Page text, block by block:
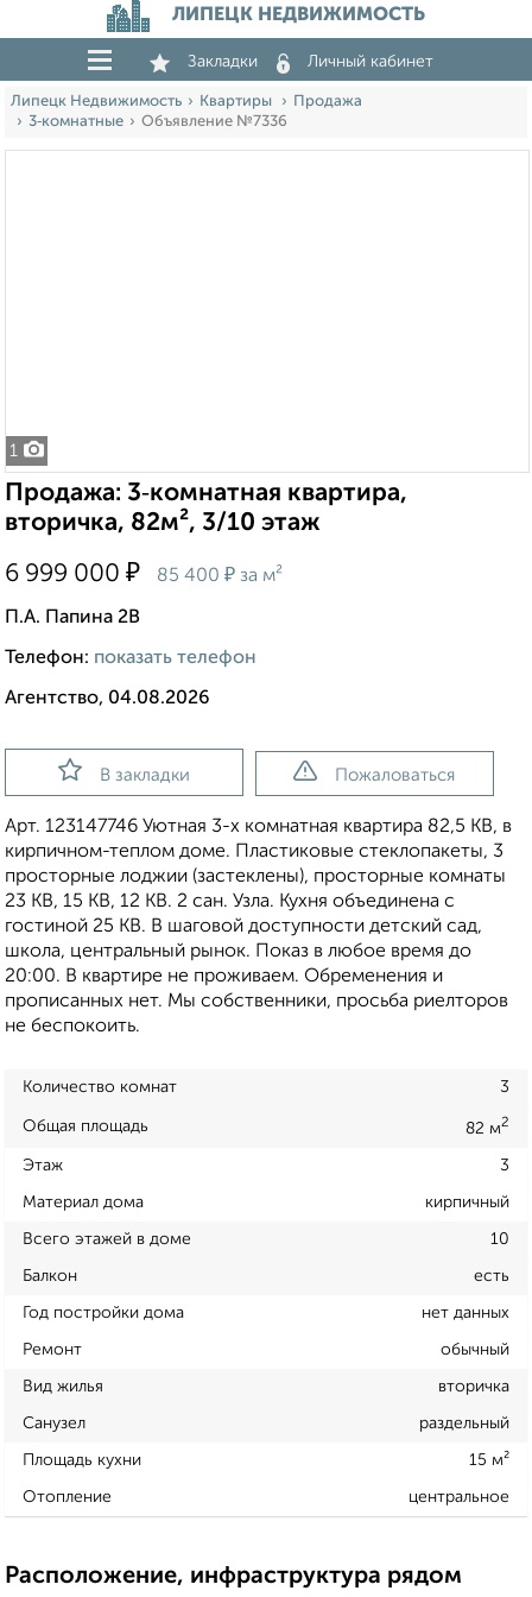
ЛИПЕЦК НЕДВИЖИМОСТЬ
Закладки Личный кабинет
Липецк Недвижимость Квартиры
Продажа
3‑комнатные
Объявление №7336
1
Продажа: 3‑комнатная квартира,
вторичка, 82м², 3/10 этаж
6 999 000 ₽ 85 400 ₽ за м²
П.А. Папина 2В
Телефон: показать телефон
Агентство, 04.08.2026
В закладки Пожаловаться
Арт. 123147746 Уютная 3-х комнатная квартира 82,5 КВ, в
кирпичном-теплом доме. Пластиковые стеклопакеты, 3
просторные лоджии (застеклены), просторные комнаты
23 КВ, 15 КВ, 12 КВ. 2 сан. Узла. Кухня объединена с
гостиной 25 КВ. В шаговой доступности детский сад,
школа, центральный рынок. Показ в любое время до
20:00. В квартире не проживаем. Обременения и
прописанных нет. Мы собственники, просьба риелторов
не беспокоить.
Количество комнат 3
Общая площадь 82 м2
Этаж 3
Материал дома кирпичный
Всего этажей в доме 10
Балкон есть
Год постройки дома нет данных
Ремонт обычный
Вид жилья вторичка
Санузел раздельный
Площадь кухни 15 м²
Отопление центральное
Расположение, инфраструктура рядом